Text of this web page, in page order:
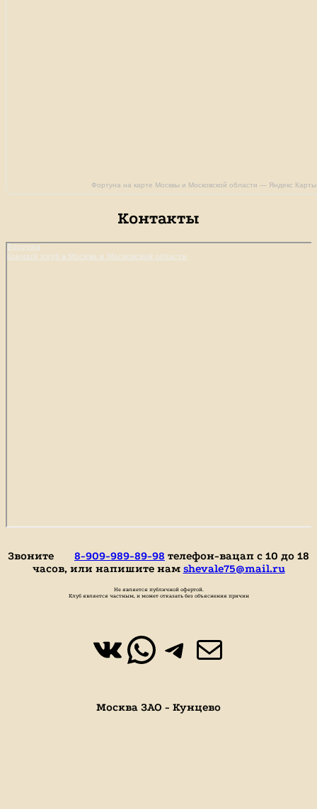
Фортуна на карте Москвы и Московской области — Яндекс Карты
Контакты
Фортуна
Конный клуб в Москве и Московской области
Звоните 8-909-989-89-98 телефон-вацап с 10 до 18
часов, или напишите нам shevale75@mail.ru
Не является публичной офертой.
Клуб является частным, и может отказать без объяснения причин
ВКонтакте
WhatsApp
https://
Почта
Москва ЗАО - Кунцево